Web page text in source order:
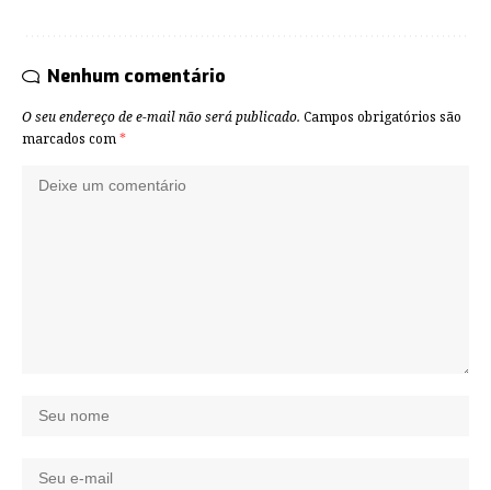
Nenhum comentário
O seu endereço de e-mail não será publicado. Campos obrigatórios são
marcados com *